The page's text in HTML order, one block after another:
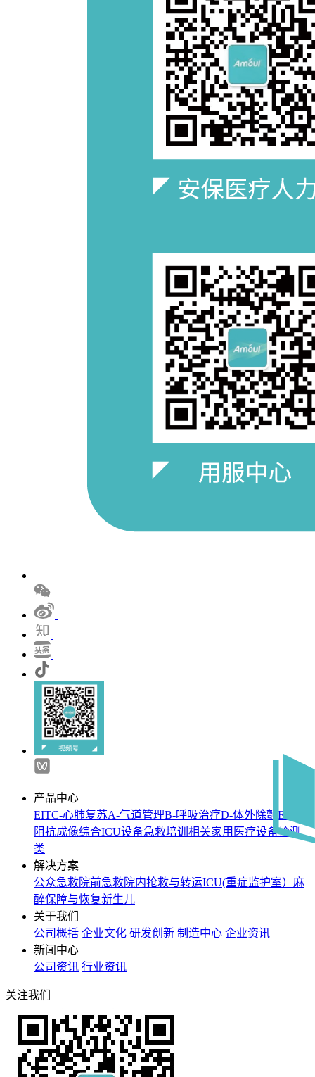
产品中心
EITC-心肺复苏A-气道管理B-呼吸治疗D-体外除颤 E-电
阻抗成像综合ICU设备急救培训相关家用医疗设备检测
类
解决方案
公众急救院前急救院内抢救与转运ICU(重症监护室） 麻
醉保障与恢复新生儿
关于我们
公司概括 企业文化 研发创新 制造中心 企业资讯
新闻中心
公司资讯 行业资讯
关注我们